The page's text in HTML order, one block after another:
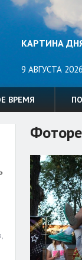
КАРТИНА
9 АВГУСТА
ВРЕМЯ